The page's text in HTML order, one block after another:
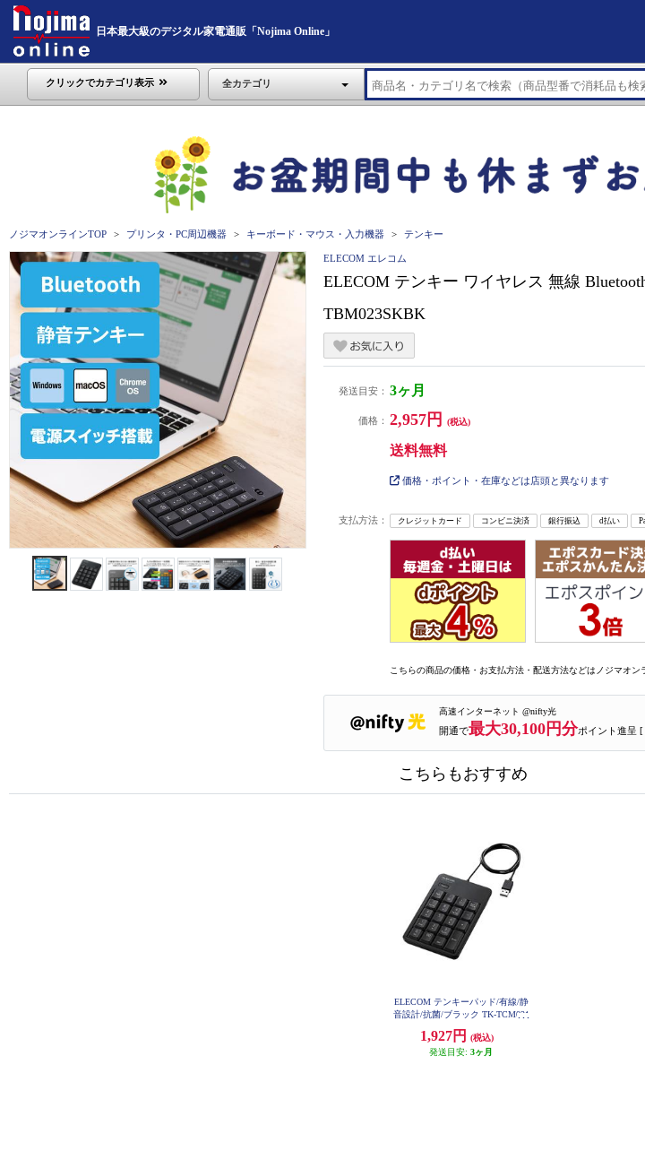
日本最大級のデジタル家電通販「Nojima Online」
クリックでカテゴリ表示 全カテゴリ
ノジマオンラインTOP プリンタ・PC周辺機器 キーボード・マウス・入力機器 テンキー
ELECOM エレコム
ELECOM テンキー ワイヤレス 無線
TBM023SKBK
発送目安： 3ヶ月
価格： 2,957円 (税込)
送料無料
価格・ポイント・在庫などは店頭と異なります
支払方法： クレジットカード コンビニ決済 銀行振込 d払い
こちらの商品の価格・お支払方法・配送方法などはノジマオン
高速インターネット @nifty光
開通で最大30,100円分ポイント進呈 [
こちらもおすすめ
ELECOM テンキーパッド/有線/静
音設計/抗菌/ブラック TK-TCM021
1,927円
(税込)
発送目安: 3ヶ月